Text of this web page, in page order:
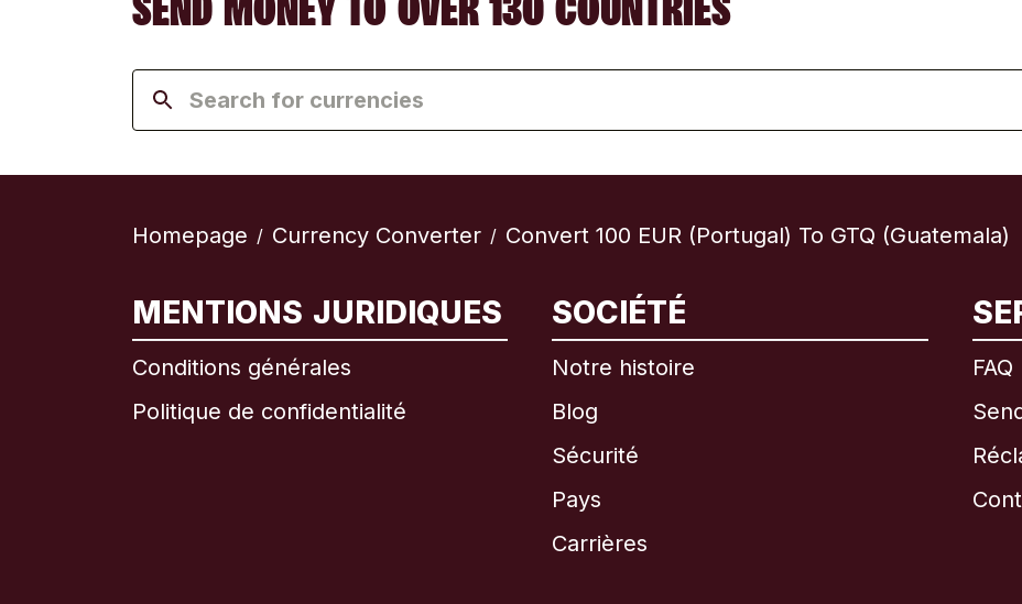
Homepage / Currency Converter / Convert 100 EUR (Portugal) To GTQ (Guatemala)
MENTIONS JURIDIQUES
Conditions générales
Politique de confidentialité
SOCIÉTÉ
Notre histoire
Blog
Sécurité
Pays
Carrières
FAQ
International English
Brésil